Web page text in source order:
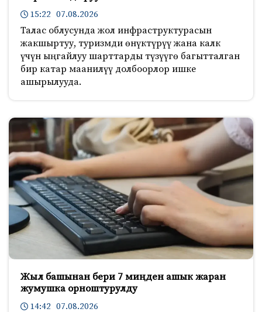
15:22 07.08.2026
Талас облусунда жол инфраструктурасын
жакшыртуу, туризмди өнүктүрүү жана калк
үчүн ыңгайлуу шарттарды түзүүгө багытталган
бир катар маанилүү долбоорлор ишке
ашырылууда.
Жыл башынан бери 7 миңден ашык жаран
жумушка орноштурулду
14:42 07.08.2026